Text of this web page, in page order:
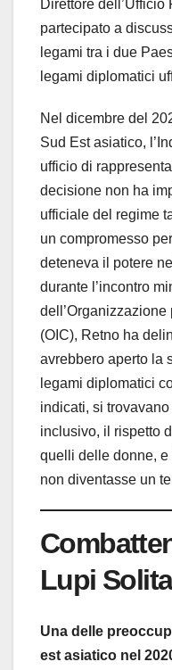
Direttore
partecipato a
legami tra i due
legami diplomatici
Nel dicembre del
Sud Est asiatico,
ufficio di
decisione non ha
ufficiale del regime
un compromesso
deteneva il potere
durante l’incontro
(OIC), Retno ha
avrebbero aperto la
legami diplomatici
indicati, si
inclusivo, il rispetto
quelli delle donne, e
non diventasse un
Lupi
Una delle
est asiatico nel